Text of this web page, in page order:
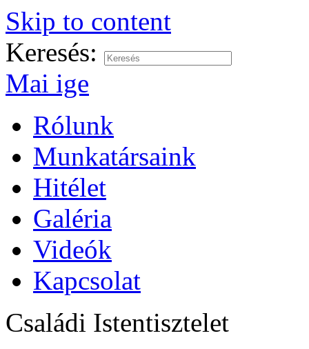
Skip to content
Keresés:
Mai ige
Rólunk
Munkatársaink
Hitélet
Galéria
Videók
Kapcsolat
Családi Istentisztelet